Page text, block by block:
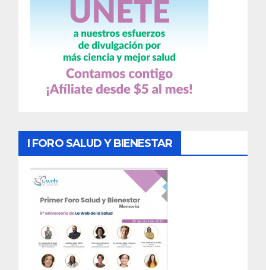
I FORO SALUD Y BIENESTAR